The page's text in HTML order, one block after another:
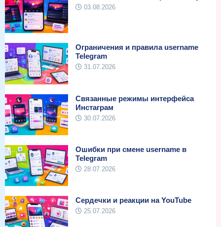
03.08.2026
Ограничения и правила username
Telegram
31.07.2026
Связанные режимы интерфейса
Инстаграм
30.07.2026
Ошибки при смене username в
Telegram
28.07.2026
Сердечки и реакции на YouTube
25.07.2026